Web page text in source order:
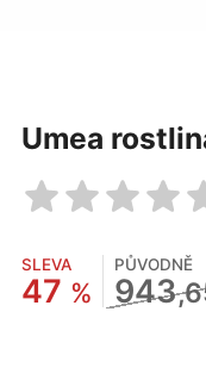
Umea
SLEVA
47 %
PŮVODNĚ
943